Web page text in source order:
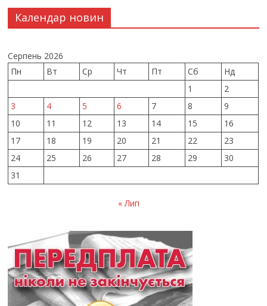
Календар новин
Серпень 2026
Пн
Вт Ср Чт Пт Сб
Нд
1
2
3
4 5 6 7 8
9
10
11 12 13 14 15
16
17
18 19 20 21 22
23
24
25 26 27 28 29
30
31
« Лип